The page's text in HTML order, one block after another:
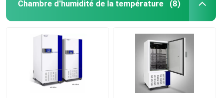
Chambre d'humidité de la température (8)